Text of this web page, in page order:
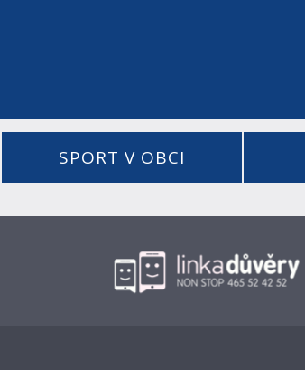
SPORT V OBCI